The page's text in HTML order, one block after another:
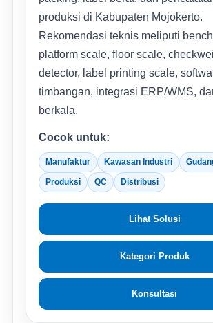
produksi di Kabupaten Mojokerto.
Rekomendasi teknis meliputi
platform scale, floor scale,
detector, label printing scale,
timbangan, integrasi ERP/WMS,
berkala.
Cocok untuk:
Manufaktur Kawasan Industri
Produksi QC Distribusi
Lihat Solusi
Kategori Produk
Konsultasi